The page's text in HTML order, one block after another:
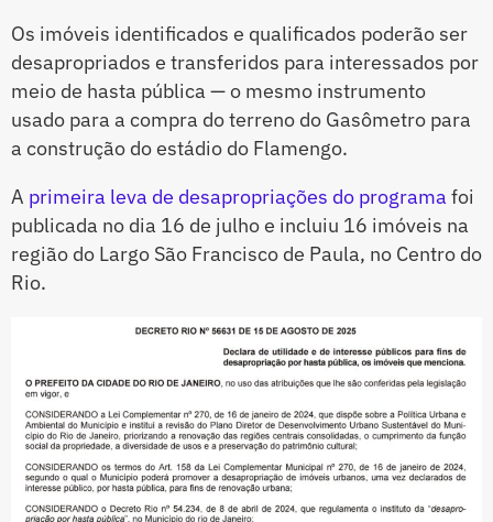
Os imóveis identificados e qualificados poderão ser
desapropriados e transferidos para interessados por
meio de hasta pública — o mesmo instrumento
usado para a compra do terreno do Gasômetro para
a construção do estádio do Flamengo.
A primeira leva de desapropriações do programa foi
publicada no dia 16 de julho e incluiu 16 imóveis na
região do Largo São Francisco de Paula, no Centro do
Rio.